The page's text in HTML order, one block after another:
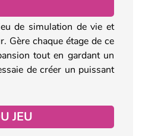
de simulation de vie et
Gère chaque étage de ce
tout en gardant un
de créer un puissant
JEU